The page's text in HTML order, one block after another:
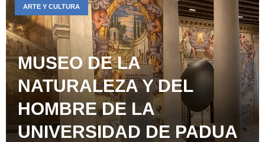
MUSEO DE LA
NATURALEZA Y DEL
HOMBRE DE LA
UNIVERSIDAD DE PADUA
ARTE Y CULTURA